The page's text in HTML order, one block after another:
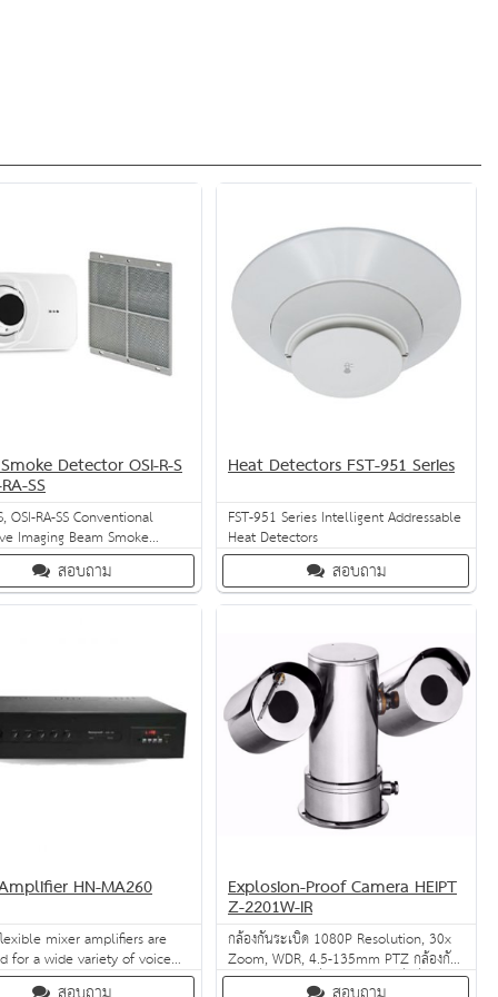
Detector OSI-R-S
SS
OSI-RA-SS Conventional
Imaging Beam Smoke
สอบถาม
Heat Detectors FST-951 Series
FST-951 Series Intelligent Addressable
Heat Detectors
สอบถาม
HN-MA260
mixer amplifiers are
for a wide variety of voice
music applications
Explosion-Proof Camera HEIPT
Z-2201W-IR
กล้องกันระเบิด 1080P Resolution, 30x
Zoom, WDR, 4.5-135mm PTZ กล้องกัน
ระเบิดใช้กับงานที่ต้องการความเชื่อมั่นสูง